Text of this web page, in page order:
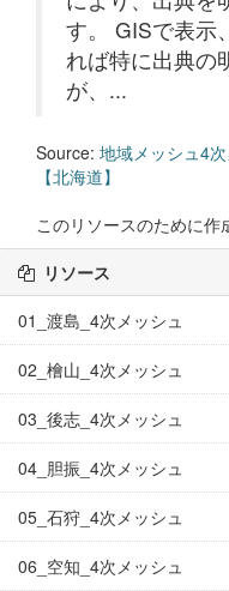
す。 GISで表示
れば特に出典の
が、...
Source: 地域メッシュ4
【北海道】
このリソースのために作
リソース
01_渡島_4次メッシュ
02_檜山_4次メッシュ
03_後志_4次メッシュ
04_胆振_4次メッシュ
05_石狩_4次メッシュ
06_空知_4次メッシュ